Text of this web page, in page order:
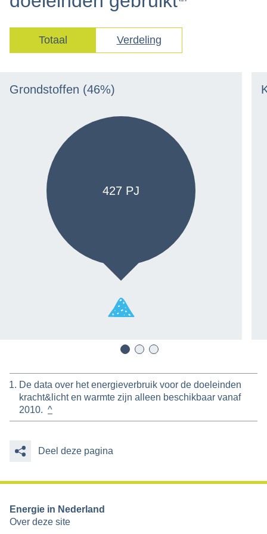
Totaal Verdeling
Grondstoffen (46%)
427 PJ
De data over het energieverbruik voor de doeleinden
kracht&licht en warmte zijn alleen beschikbaar vanaf
2010. ^
Deel deze pagina
Energie in Nederland
Over deze site